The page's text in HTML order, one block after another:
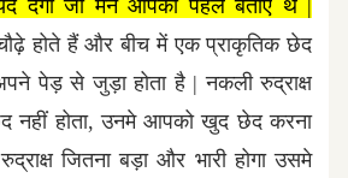
देगा जो मैंने आपको पहले बताए थे |
होते हैं और बीच में एक प्राकृतिक छेद
पेड़ से जुड़ा होता है | नकली रुद्राक्ष
नहीं होता, उनमे आपको खुद छेद करना
जितना बड़ा और भारी होगा उसमे